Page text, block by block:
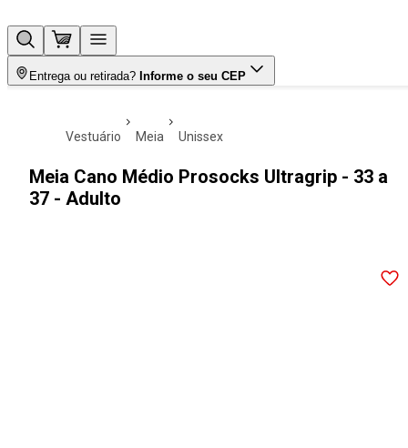
Entrega ou retirada? Informe o seu CEP
vestuário meia unissex
Meia Cano Médio Prosocks Ultragrip - 33 a
37 - Adulto